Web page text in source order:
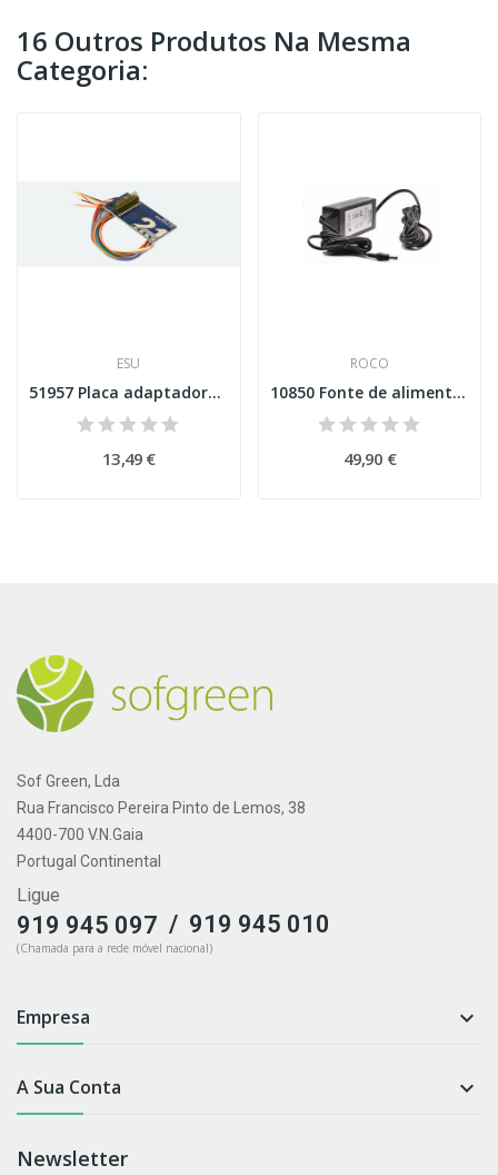
16 Outros Produtos Na Mesma
Categoria:
ESU
51957 Placa adaptadora 21MTC para 8 saídas...
13,49 €
ROCO
10850 Fonte de alimentação para z21® de iniciação
49,90 €
Sof Green, Lda
Rua Francisco Pereira Pinto de Lemos, 38
4400-700 V.N.Gaia
Portugal Continental
Ligue
919 945 097 / 919 945 010
(Chamada para a rede móvel nacional)
Empresa 
A Sua Conta 
Newsletter